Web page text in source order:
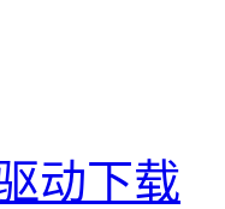
动下载